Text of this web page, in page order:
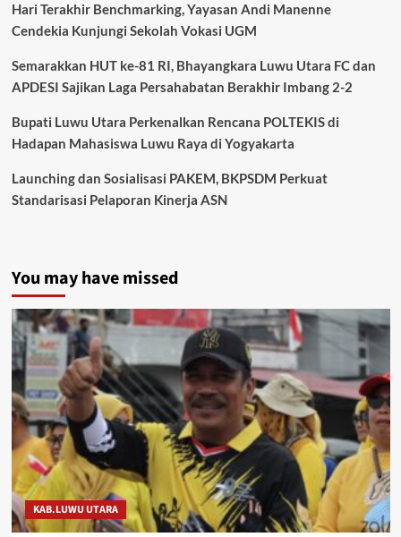
Hari Terakhir Benchmarking, Yayasan Andi Manenne
Cendekia Kunjungi Sekolah Vokasi UGM
Semarakkan HUT ke-81 RI, Bhayangkara Luwu Utara FC dan
APDESI Sajikan Laga Persahabatan Berakhir Imbang 2-2
Bupati Luwu Utara Perkenalkan Rencana POLTEKIS di
Hadapan Mahasiswa Luwu Raya di Yogyakarta
Launching dan Sosialisasi PAKEM, BKPSDM Perkuat
Standarisasi Pelaporan Kinerja ASN
You may have missed
KAB.LUWU UTARA